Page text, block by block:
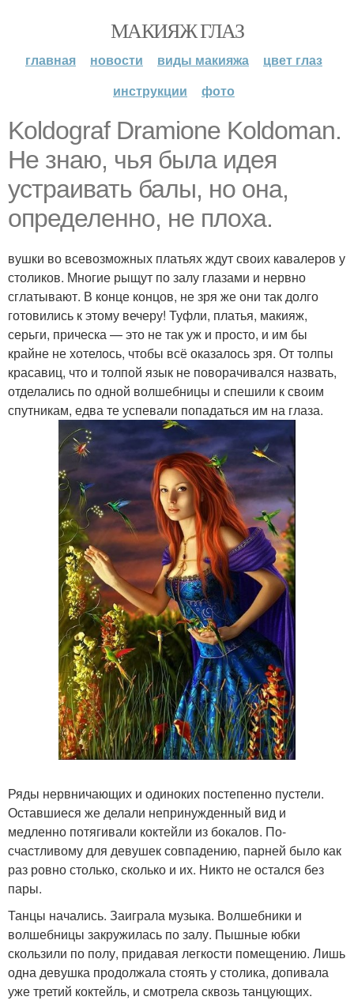
МАКИЯЖ ГЛАЗ
главная новости виды макияжа
цвет глаз
инструкции
фото
Koldograf Dramione Koldoman.
Не знаю, чья была идея
устраивать балы, но она,
определенно, не плоха.
вушки во всевозможных платьях ждут своих кавалеров у
столиков. Многие рыщут по залу глазами и нервно
сглатывают. В конце концов, не зря же они так долго
готовились к этому вечеру! Туфли, платья, макияж,
серьги, прическа — это не так уж и просто, и им бы
крайне не хотелось, чтобы всё оказалось зря. От толпы
красавиц, что и толпой язык не поворачивался назвать,
отделались по одной волшебницы и спешили к своим
спутникам, едва те успевали попадаться им на глаза.
Ряды нервничающих и одиноких постепенно пустели.
Оставшиеся же делали непринужденный вид и
медленно потягивали коктейли из бокалов. По-
счастливому для девушек совпадению, парней было как
раз ровно столько, сколько и их. Никто не остался без
пары.
Танцы начались. Заиграла музыка. Волшебники и
волшебницы закружилась по залу. Пышные юбки
скользили по полу, придавая легкости помещению. Лишь
одна девушка продолжала стоять у столика, допивала
уже третий коктейль, и смотрела сквозь танцующих.